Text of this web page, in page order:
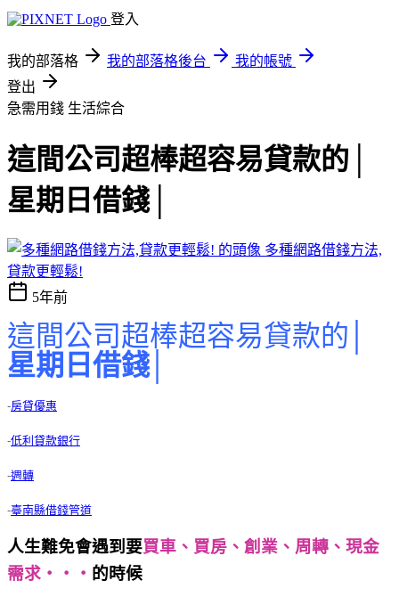
登入
我的部落格 我的部落格後台
我的帳號
登出
急需用錢 生活綜合
這間公司超棒超容易貸款的│
星期日借錢│
多種網路借錢方法,
貸款更輕鬆!
5年前
這間公司超棒超容易貸款的│
星期日借錢│
-房貸優惠
-低利貸款銀行
-週轉
-臺南縣借錢管道
人生難免會遇到要買車、買房、創業、周轉、現金
需求‧‧‧ 的時候